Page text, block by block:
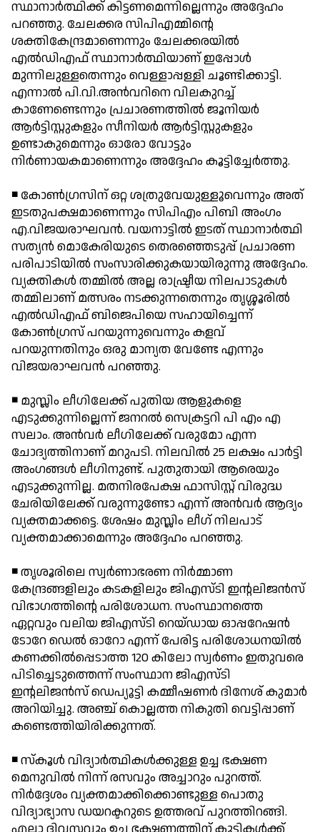
സ്ഥാനാര്‍ത്ഥിക്ക് കിട്ടണമെന്നില്ലെന്നും അദ്ദേഹം
പറഞ്ഞു. ചേലക്കര സിപിഎമ്മിന്റെ
ശക്തികേന്ദ്രമാണെന്നും ചേലക്കരയില്‍
എല്‍ഡിഎഫ് സ്ഥാനാര്‍ത്ഥിയാണ് ഇപ്പോള്‍
മുന്നിലുള്ളതെന്നും വെള്ളാപ്പള്ളി ചൂണ്ടിക്കാട്ടി.
എന്നാല്‍ പി.വി.അന്‍വറിനെ വിലകുറച്ച്
കാണേണ്ടെന്നും പ്രചാരണത്തില്‍ ജൂനിയര്‍
ആര്‍ട്ടിസ്റ്റുകളും സീനിയര്‍ ആര്‍ട്ടിസ്റ്റുകളും
ഉണ്ടാകുമെന്നും ഓരോ വോട്ടും
നിര്‍ണായകമാണെന്നും അദ്ദേഹം കൂട്ടിച്ചേര്‍ത്തു.
◾ കോണ്‍ഗ്രസിന് ഒറ്റ ശത്രുവേയുള്ളൂവെന്നും അത്
ഇടതുപക്ഷമാണെന്നും സിപിഎം പിബി അംഗം
എ.വിജയരാഘവന്‍. വയനാട്ടില്‍ ഇടത് സ്ഥാനാര്‍ത്ഥി
സത്യന്‍ മൊകേരിയുടെ തെരഞ്ഞെടുപ്പ് പ്രചാരണ
പരിപാടിയില്‍ സംസാരിക്കുകയായിരുന്നു അദ്ദേഹം.
വ്യക്തികള്‍ തമ്മില്‍ അല്ല രാഷ്ട്രീയ നിലപാടുകള്‍
തമ്മിലാണ് മത്സരം നടക്കുന്നതെന്നും തൃശ്ശൂരില്‍
എല്‍ഡിഎഫ് ബിജെപിയെ സഹായിച്ചെന്ന്
കോണ്‍ഗ്രസ് പറയുന്നുവെന്നും കളവ്
പറയുന്നതിനും ഒരു മാന്യത വേണ്ടേ എന്നും
വിജയരാഘവന്‍ പറഞ്ഞു.
◾ മുസ്ലിം ലീഗിലേക്ക് പുതിയ ആളുകളെ
എടുക്കുന്നില്ലെന്ന് ജനറല്‍ സെക്രട്ടറി പി എം എ
സലാം. അന്‍വര്‍ ലീഗിലേക്ക് വരുമോ എന്ന
ചോദ്യത്തിനാണ് മറുപടി. നിലവില്‍ 25 ലക്ഷം പാര്‍ട്ടി
അംഗങ്ങള്‍ ലീഗിനുണ്ട്. പുതുതായി ആരെയും
എടുക്കുന്നില്ല. മതനിരപേക്ഷ ഫാസിസ്റ്റ് വിരുദ്ധ
ചേരിയിലേക്ക് വരുന്നുണ്ടോ എന്ന് അന്‍വര്‍ ആദ്യം
വ്യക്തമാക്കട്ടെ. ശേഷം മുസ്ലിം ലീഗ് നിലപാട്
വ്യക്തമാക്കാമെന്നും അദ്ദേഹം പറഞ്ഞു.
◾ തൃശൂരിലെ സ്വര്‍ണാഭരണ നിര്‍മ്മാണ
കേന്ദ്രങ്ങളിലും കടകളിലും ജിഎസ്ടി ഇന്റലിജന്‍സ്
വിഭാഗത്തിന്റെ പരിശോധന. സംസ്ഥാനത്തെ
ഏറ്റവും വലിയ ജിഎസ്ടി റെയ്ഡായ ഓപ്പറേഷന്‍
ടോറേ ഡെല്‍ ഓറോ എന്ന് പേരിട്ട പരിശോധനയില്‍
കണക്കില്‍പ്പെടാത്ത 120 കിലോ സ്വര്‍ണം ഇതുവരെ
പിടിച്ചെടുത്തെന്ന് സംസ്ഥാന ജിഎസ്ടി
ഇന്റലിജന്‍സ് ഡെപ്യൂട്ടി കമ്മീഷണര്‍ ദിനേശ് കുമാര്‍
അറിയിച്ചു. അഞ്ച് കൊല്ലത്ത നികുതി വെട്ടിപ്പാണ്
കണ്ടെത്തിയിരിക്കുന്നത്.
◾ സ്‌കൂള്‍ വിദ്യാര്‍ത്ഥികള്‍ക്കുള്ള ഉച്ച ഭക്ഷണ
മെനുവില്‍ നിന്ന് രസവും അച്ചാറും പുറത്ത്.
നിര്‍ദ്ദേശം വ്യക്തമാക്കിക്കൊണ്ടുള്ള പൊതു
വിദ്യാഭ്യാസ ഡയറക്ടറുടെ ഉത്തരവ് പുറത്തിറങ്ങി.